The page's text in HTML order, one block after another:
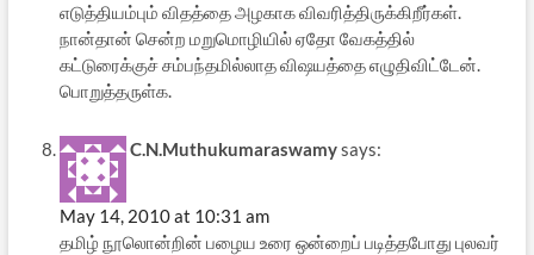
எடுத்தியம்பும் விதத்தை அழகாக விவரித்திருக்கிறீர்கள்.
நான்தான் சென்ற மறுமொழியில் ஏதோ வேகத்தில்
கட்டுரைக்குச் சம்பந்தமில்லாத விஷயத்தை எழுதிவிட்டேன்.
பொறுத்தருள்க.
C.N.Muthukumaraswamysays:
May 14, 2010 at 10:31 am
தமிழ் நூலொன்றின் பழைய உரை ஒன்றைப் படித்தபோது புலவர்